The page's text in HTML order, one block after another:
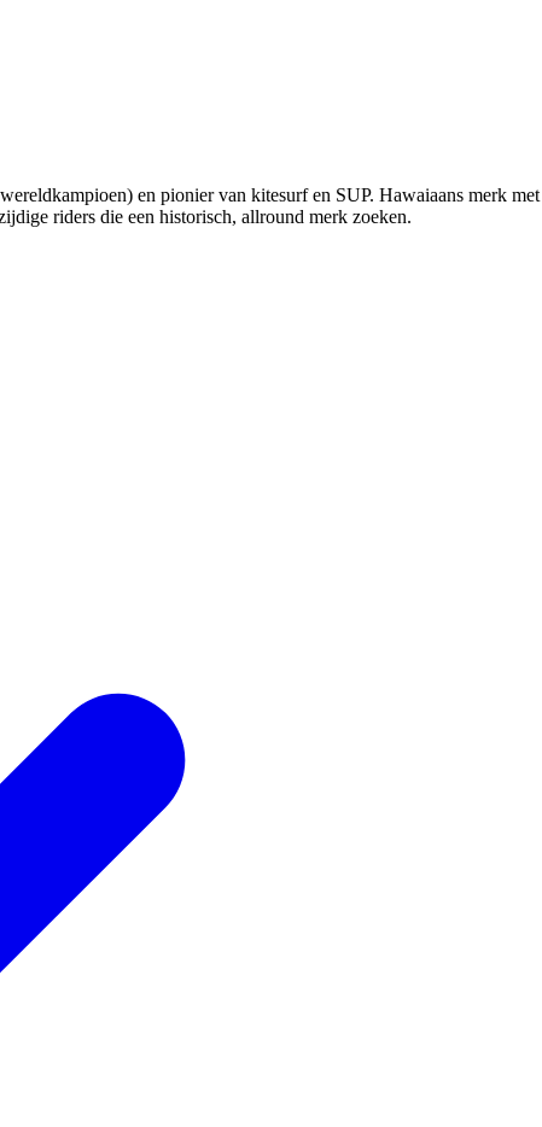
en pionier van kitesurf en SUP. Hawaiaans merk
riders die een historisch, allround merk zoeken.